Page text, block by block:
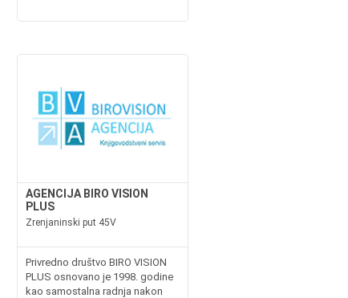
AGENCIJA BIRO VISION
PLUS
Zrenjaninski put 45V
Privredno društvo BIRO VISION
PLUS osnovano je 1998. godine
kao samostalna radnja nakon